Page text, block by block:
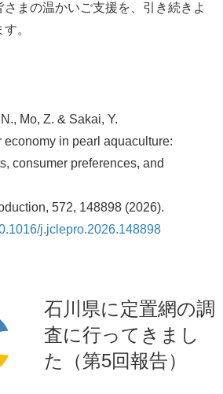
まの温かいご支援を、引き続きよ
。
Mo, Z. & Sakai, Y.
economy in pearl aquaculture:
consumer preferences, and
572, 148898 (2026).
j.jclepro.2026.148898
石川県に定置網の調
査に行ってきまし
た（第5回報告）